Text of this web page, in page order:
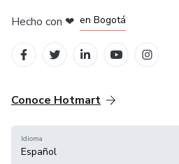
Hecho con ❤ en Bogotá
Conoce Hotmart
Idioma
Español